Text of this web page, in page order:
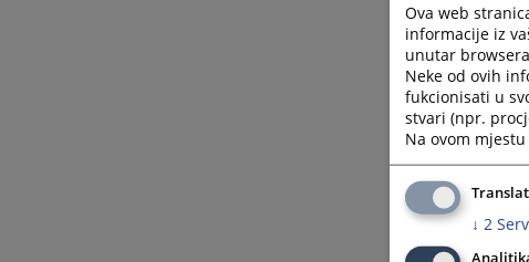
Ova web
informacije iz
unutar
Neke od ovih
fukcionisati u
stvari (npr.
Na ovom
↓ 2